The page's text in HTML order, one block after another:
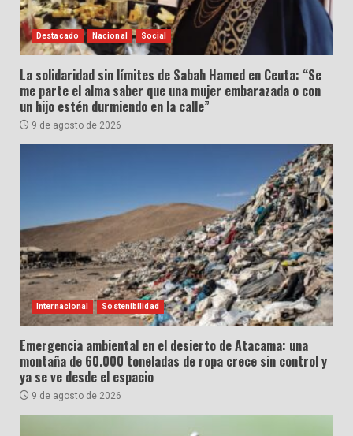
Destacado Nacional Social
La solidaridad sin límites de Sabah Hamed en Ceuta: “Se
me parte el alma saber que una mujer embarazada o con
un hijo estén durmiendo en la calle”
9 de agosto de 2026
Internacional Sostenibilidad
Emergencia ambiental en el desierto de Atacama: una
montaña de 60.000 toneladas de ropa crece sin control y
ya se ve desde el espacio
9 de agosto de 2026